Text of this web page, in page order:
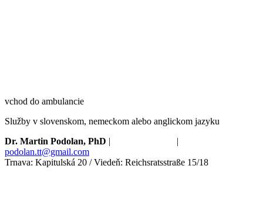
vchod do ambulancie
Služby v slovenskom, nemeckom alebo anglickom jazyku
Dr. Martin Podolan, PhD |
|
podolan.tt@gmail.com
Trnava: Kapitulská 20 / Viedeň: Reichsratsstraße 15/18